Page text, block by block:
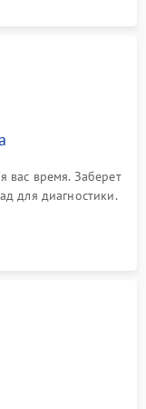
вас время. Заберет
для диагностики.